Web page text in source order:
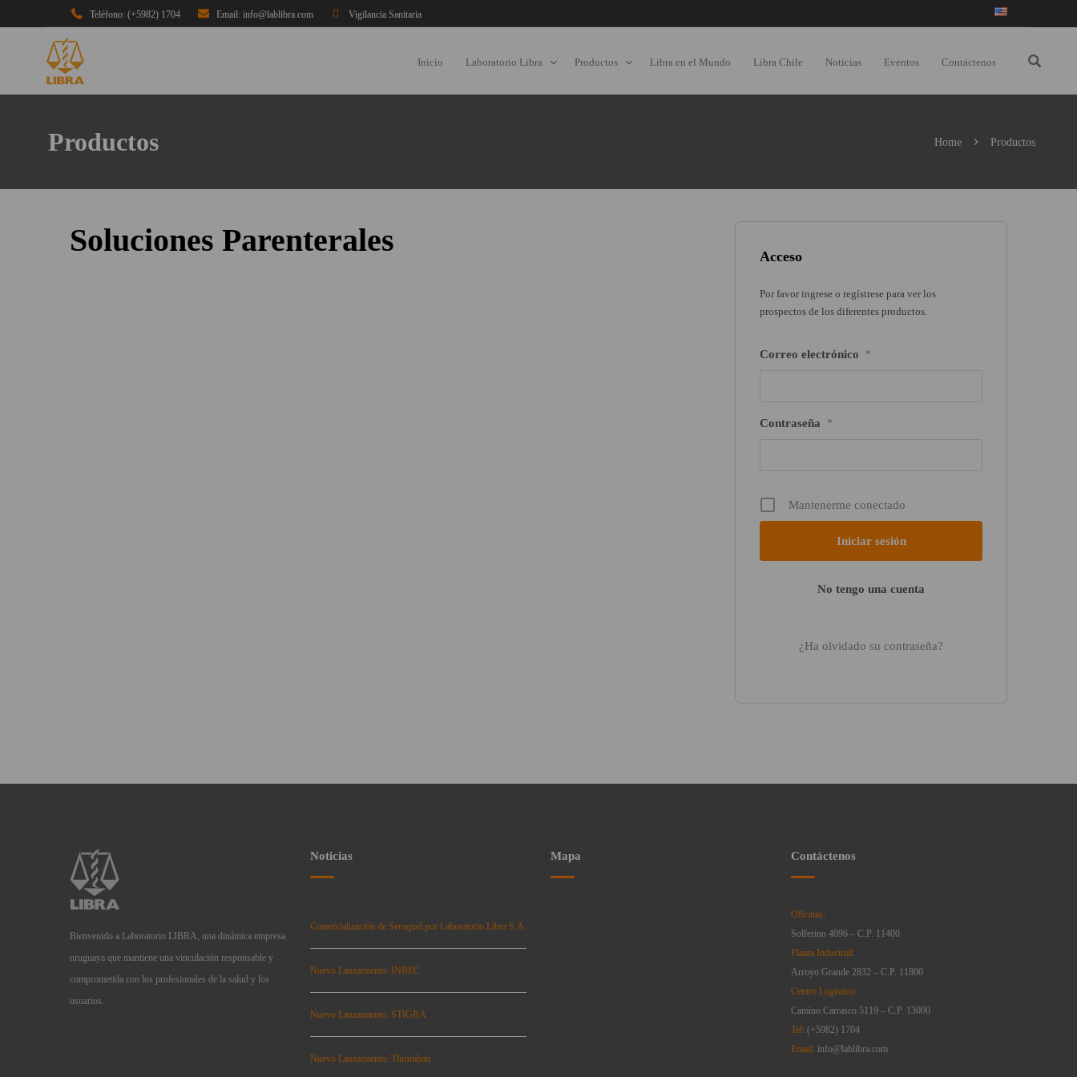
Teléfono: (+5982) 1704 Email: info@lablibra.com Vigilancia Sanitaria
Inicio Laboratorio Libra Productos Libra en el Mundo Libra Chile Noticias Eventos Contáctenos
Productos Home Productos
Acceso
Por favor ingrese o regístrese para ver los
prospectos de los diferentes productos.
Correo electrónico *
Contraseña *
Mantenerme conectado
No tengo una cuenta
¿Ha olvidado su contraseña?
Soluciones Parenterales
Bienvenido a Laboratorio LIBRA, una dinámica empresa
uruguaya que mantiene una vinculación responsable y
comprometida con los profesionales de la salud y los
usuarios.
Noticias
Comercialización de Seroquel por Laboratorio Libra S.A.
Nuevo Lanzamiento: INBEC
Nuevo Lanzamiento: STIGRA
Nuevo Lanzamiento: Thromban
Mapa Contáctenos
Oficinas:
Solferino 4096 – C.P. 11400
Planta Industrial:
Arroyo Grande 2832 – C.P. 11800
Centro Logístico:
Camino Carrasco 5119 – C.P. 13000
Tel: (+5982) 1704
Email: info@lablibra.com